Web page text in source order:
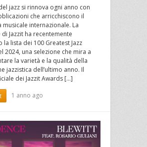
jazz si rinnova ogni anno con
che arricchiscono il
musicale internazionale. La
Jazzit ha recentemente
la lista dei 100 Greatest Jazz
2024, una selezione che mira a
la varietà e la qualità della
jazzistica dell’ultimo anno. Il
dei Jazzit Awards […]
1 anno ago